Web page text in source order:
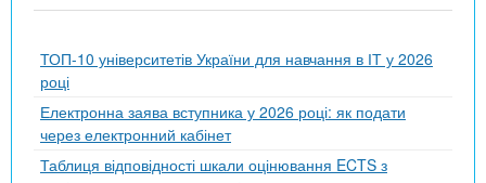
ТОП-10 університетів України для навчання в ІТ у 2026
році
Електронна заява вступника у 2026 році: як подати
через електронний кабінет
Таблиця відповідності шкали оцінювання ECTS з